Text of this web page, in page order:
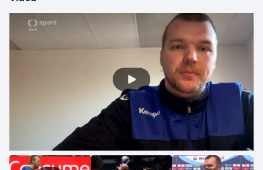
Ostatní